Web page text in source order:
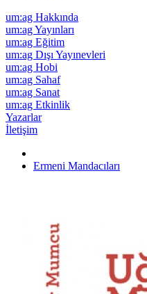
um:ag Hakkında
um:ag Yayınları
um:ag Eğitim
um:ag Dışı Yayınevleri
um:ag Hobi
um:ag Sahaf
um:ag Sanat
um:ag Etkinlik
Yazarlar
İletişim
Ermeni Mandacıları